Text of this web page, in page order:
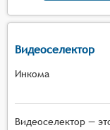
Видеоселектор
Инкома
Видеоселектор —